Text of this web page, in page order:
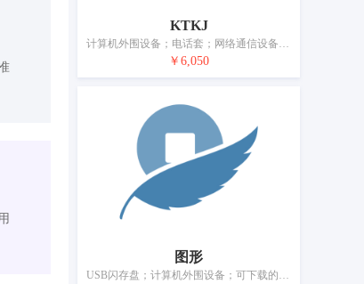
KTKJ
计算机外围设备；电话套；网络通信设备；便携式媒体播放器；声音传送装置；照相机（摄影）；电源材料（电线、电缆）；电开关；眼镜；电池
￥6,050
图形
USB闪存盘；计算机外围设备；可下载的手机应用软件；可下载的计算机应用软件；人脸识别设备；电子导航仪器；行车记录仪；汽车音响设备；耳机；多媒体投影仪；电源材料（电线、电缆）；电开关；汽车用灭火设备；电子防盗装置；移动电源（可充电电池）；电动汽车用充电桩；汽车电池